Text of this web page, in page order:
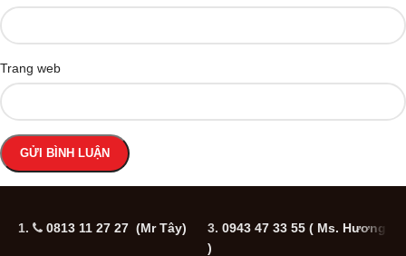
Trang web
1. 0813 11 27 27 (Mr Tây) 3. 0943 47 33 55 ( Ms. Hương
)